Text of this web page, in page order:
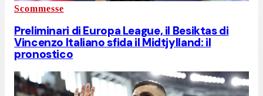
Scommesse
Preliminari di Europa League, il Besiktas di
Vincenzo Italiano sfida il Midtjylland: il
pronostico